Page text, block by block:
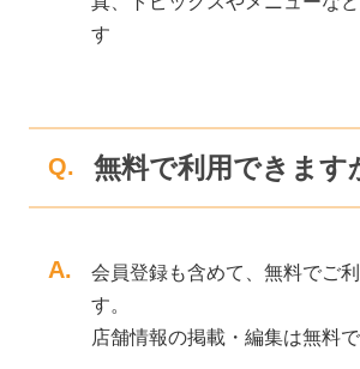
す
Q. 無料で利用できます
A.
会員登録も含めて、無料でご
す。
店舗情報の掲載・編集は無料で